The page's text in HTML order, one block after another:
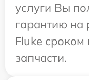
услуги Вы
гарантию на
Fluke
запчасти.